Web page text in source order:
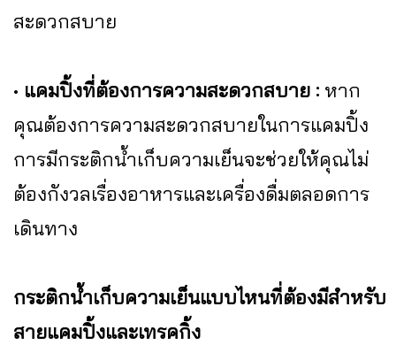
สะดวกสบาย
• แคมปิ้งที่ต้องการความสะดวกสบาย : หาก
คุณต้องการความสะดวกสบายในการแคมปิ้ง
การมีกระติกน้ำเก็บความเย็นจะช่วยให้คุณไม่
ต้องกังวลเรื่องอาหารและเครื่องดื่มตลอดการ
เดินทาง
กระติกน้ำเก็บความเย็นแบบไหนที่ต้องมีสำหรับ
สายแคมปิ้งและเทรคกิ้ง